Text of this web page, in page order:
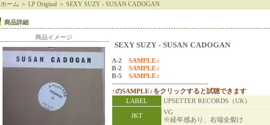
ホーム ＞ LP Original＞ SEXY SUZY - SUSAN CADOGAN
商品詳細
商品イメージ
SEXY SUZY - SUSAN CADOGAN
A-2 SAMPLE♪
B-2 SAMPLE♪
B-5 SAMPLE♪
-----------------------------------------------
↑のSAMPLE♪をクリックすると試聴できます
LABEL
UPSETTER RECORDS（UK）
JKT
VG
※経年感あり、右端全裂け